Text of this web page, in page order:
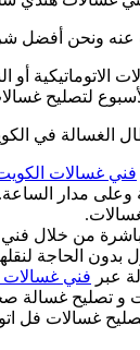
ونحن أفضل
الاتوماتيكية
لتصليح
الغسالة في
فني غسالات
وعلى مدار الساعة.
من خلال
بدون الحاجة
عبر فني غسالات
و تصليح غسالة
غسالات فل